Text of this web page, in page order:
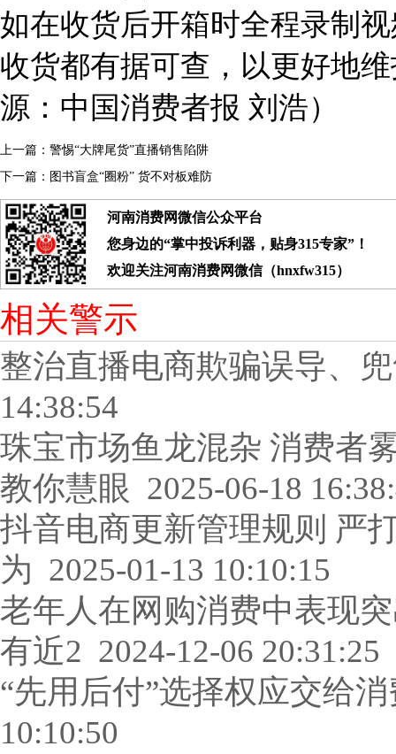
如在收货后开箱时全程录制
收货都有据可查，以更好地
源：中国消费者报 刘浩）
上一篇： 警惕“大牌尾货”直播销售陷阱
下一篇： 图书盲盒“圈粉” 货不对板难防
河南消费网微信公众平台
您身边的“掌中投诉利器，贴身315专家”！
欢迎关注河南消费网微信（hnxfw315）
相关警示
整治直播电商欺骗误导、
14:38:54
珠宝市场鱼龙混杂 消费者
教你慧眼 2025-06-18
抖音电商更新管理规则 严
为 2025-01-13 10:10:15
老年人在网购消费中表现
有近2 2024-12-06 20:31:25
“先用后付”选择权应交给
10:10:50